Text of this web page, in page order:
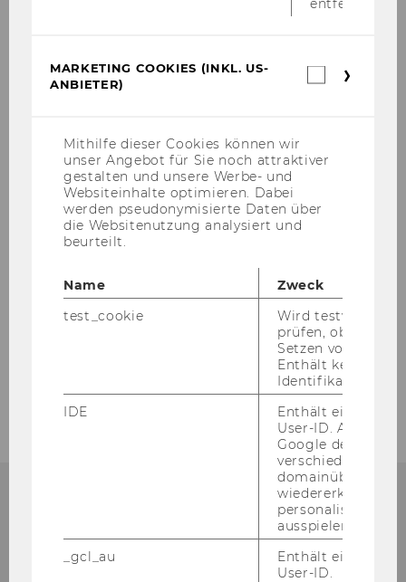
Übersicht
Badges und Zertifikat auf LearnPublic
Schul-Challenge
Vergangene Veranstaltungen
Kooperationspartner
entfernt.
MARKETING COOKIES (INKL. US-
ANBIETER)
Mithilfe dieser Cookies können wir
unser Angebot für Sie noch attraktiver
gestalten und unsere Werbe- und
Websiteinhalte optimieren. Dabei
werden pseudonymisierte Daten über
die Websitenutzung analysiert und
beurteilt.
Name
Zweck
test_cookie
Wird testweise
prüfen, ob der
Setzen von
Enthält keine
IDE
Enthält eine
User-ID. Anhand
Google den User
verschiedene
wiedererkennen
personalisierte
ausspielen.
_gcl_au
Enthält eine
User-ID.